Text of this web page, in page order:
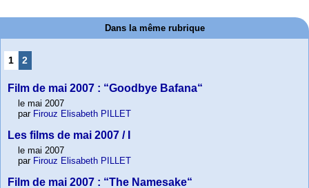
Dans la même rubrique
1 2
Film de mai 2007 : “Goodbye Bafana“
le mai 2007
par Firouz Elisabeth PILLET
Les films de mai 2007 / I
le mai 2007
par Firouz Elisabeth PILLET
Film de mai 2007 : “The Namesake“